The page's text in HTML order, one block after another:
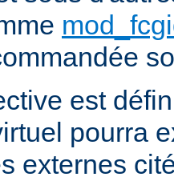
est
pourra
externes